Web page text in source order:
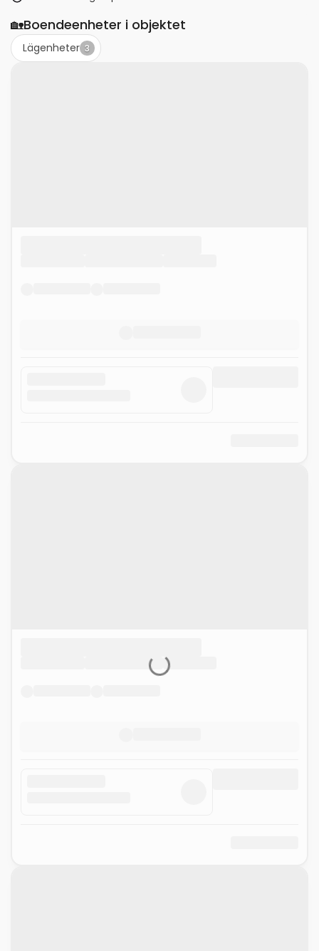
🏡Boendeenheter i objektet
Lägenheter 3